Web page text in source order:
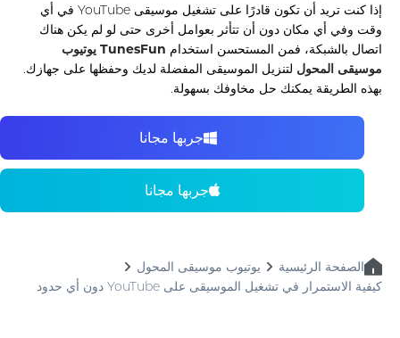
إذا كنت تريد أن تكون قادرًا على تشغيل موسيقى YouTube في أي
وقت وفي أي مكان دون أن تتأثر بعوامل أخرى حتى لو لم يكن هناك
اتصال بالشبكة، فمن المستحسن استخدام
TunesFun يوتيوب
موسيقى المحول لتنزيل الموسيقى المفضلة لديك وحفظها على جهازك.
بهذه الطريقة يمكنك حل مخاوفك بسهولة.
جربها مجانا
جربها مجانا
الصفحة الرئيسية
يوتيوب موسيقى المحول
كيفية الاستمرار في تشغيل الموسيقى على YouTube دون أي حدود